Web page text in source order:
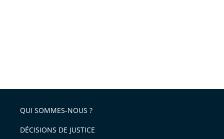
QUI SOMMES-NOUS ?
DÉCISIONS DE JUSTICE